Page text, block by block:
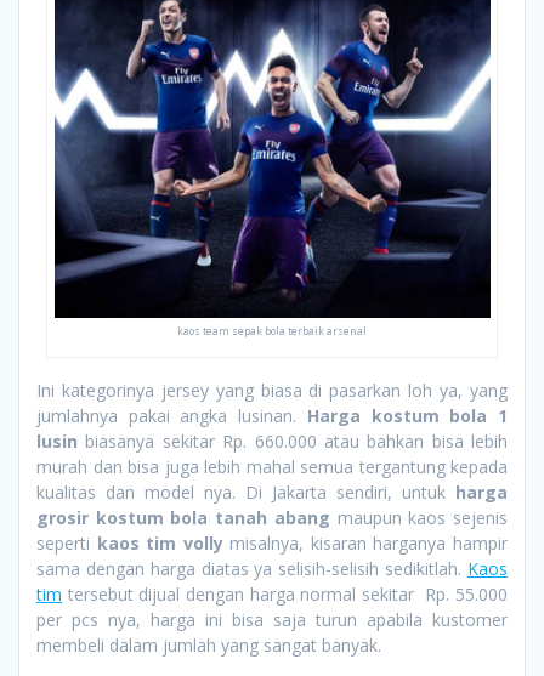
kaos team sepak bola terbaik arsenal
Ini kategorinya jersey yang biasa di pasarkan loh ya, yang
jumlahnya pakai angka lusinan. Harga kostum bola 1
lusin biasanya sekitar Rp. 660.000 atau bahkan bisa lebih
murah dan bisa juga lebih mahal semua tergantung kepada
kualitas dan model nya. Di Jakarta sendiri, untuk harga
grosir kostum bola tanah abang maupun kaos sejenis
seperti kaos tim vollymisalnya, kisaran harganya hampir
sama dengan harga diatas ya selisih-selisih sedikitlah. Kaos
tim tersebut dijual dengan harga normal sekitar Rp. 55.000
per pcs nya, harga ini bisa saja turun apabila kustomer
membeli dalam jumlah yang sangat banyak.